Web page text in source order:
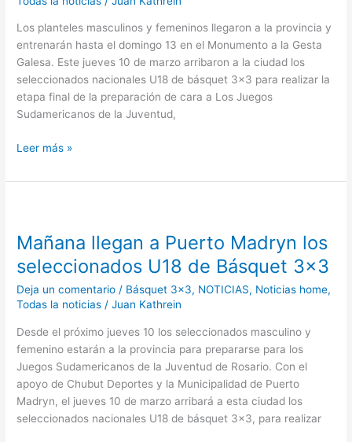
Los planteles masculinos y femeninos llegaron a la provincia y
entrenarán hasta el domingo 13 en el Monumento a la Gesta
Galesa. Este jueves 10 de marzo arribaron a la ciudad los
seleccionados nacionales U18 de básquet 3×3 para realizar la
etapa final de la preparación de cara a Los Juegos
Sudamericanos de la Juventud,
Puerto
Madryn
Leer más »
Mañana llegan a Puerto Madryn los
seleccionados U18 de Básquet 3×3
Deja un comentario / Básquet 3x3, NOTICIAS, Noticias home,
Todas la noticias /Juan Kathrein
Desde el próximo jueves 10 los seleccionados masculino y
femenino estarán a la provincia para prepararse para los
Juegos Sudamericanos de la Juventud de Rosario. Con el
apoyo de Chubut Deportes y la Municipalidad de Puerto
Madryn, el jueves 10 de marzo arribará a esta ciudad los
seleccionados nacionales U18 de básquet 3×3, para realizar
a
Puerto
Madryn
los
seleccionados
U18
de
Básquet
3×3